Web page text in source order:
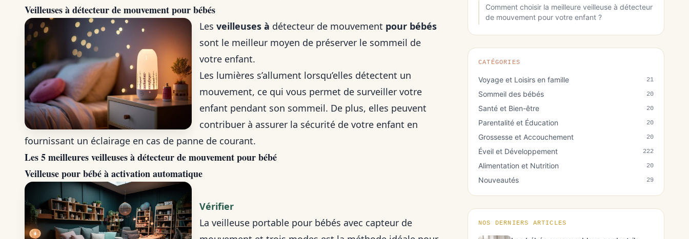
Veilleuses à détecteur de mouvement pour bébés
Lesveilleuses à détecteur de mouvement pour bébés
sont le meilleur moyen de préserver le sommeil de
votre enfant.
Les lumières s’allument lorsqu’elles détectent un
mouvement, ce qui vous permet de surveiller votre
enfant pendant son sommeil. De plus, elles peuvent
contribuer à assurer la sécurité de votre enfant en
fournissant un éclairage en cas de panne de courant.
Les 5 meilleures veilleuses à détecteur de mouvement pour bébé
Veilleuse pour bébé à activation automatique
Vérifier
La veilleuse portable pour bébés avec capteur de
Comment choisir la meilleure veilleuse à détecteur
de mouvement pour votre enfant ?
CATÉGORIES
Voyage et Loisirs en famille 21
Sommeil des bébés 20
Santé et Bien-être 20
Parentalité et Éducation 20
Grossesse et Accouchement 20
Éveil et Développement 222
Alimentation et Nutrition 20
Nouveautés 29
NOS DERNIERS ARTICLES